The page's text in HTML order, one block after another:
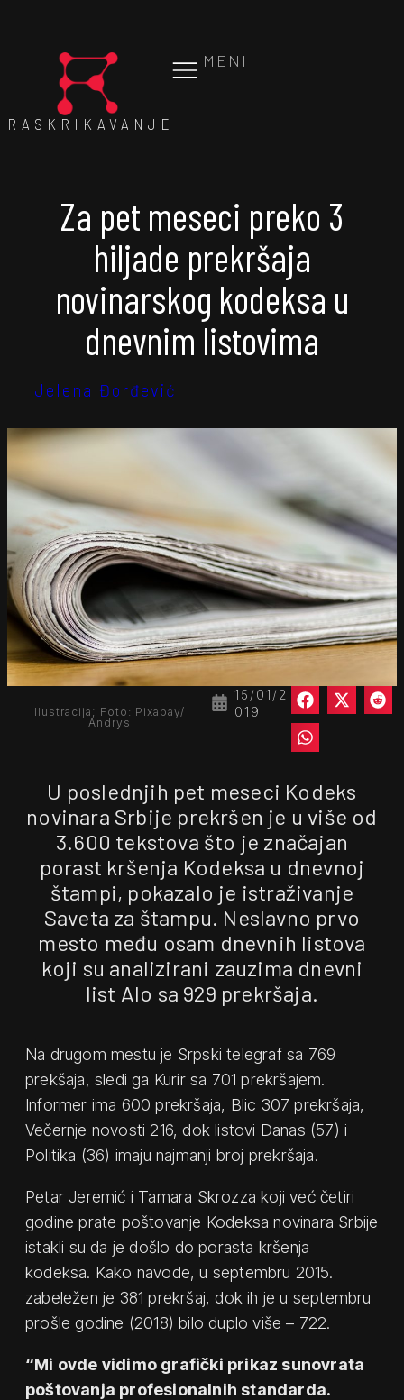
MENI
RASKRIKAVANJE
Za pet meseci preko 3
hiljade prekršaja
novinarskog kodeksa u
dnevnim listovima
Jelena Đorđević
15/01/2
019
Ilustracija; Foto: Pixabay/
Andrys
U poslednjih pet meseci Kodeks
novinara Srbije prekršen je u više od
3.600 tekstova što je značajan
porast kršenja Kodeksa u dnevnoj
štampi, pokazalo je istraživanje
Saveta za štampu. Neslavno prvo
mesto među osam dnevnih listova
koji su analizirani zauzima dnevni
list Alo sa 929 prekršaja.
Na drugom mestu je Srpski telegraf sa 769
prekšaja, sledi ga Kurir sa 701 prekršajem.
Informer ima 600 prekršaja, Blic 307 prekršaja,
Večernje novosti 216, dok listovi Danas (57) i
Politika (36) imaju najmanji broj prekršaja.
Petar Jeremić i Tamara Skrozza koji već četiri
godine prate poštovanje Kodeksa novinara Srbije
istakli su da je došlo do porasta kršenja
kodeksa. Kako navode, u septembru 2015.
zabeležen je 381 prekršaj, dok ih je u septembru
prošle godine (2018) bilo duplo više – 722.
“Mi ovde vidimo grafički prikaz sunovrata
poštovanja profesionalnih standarda.